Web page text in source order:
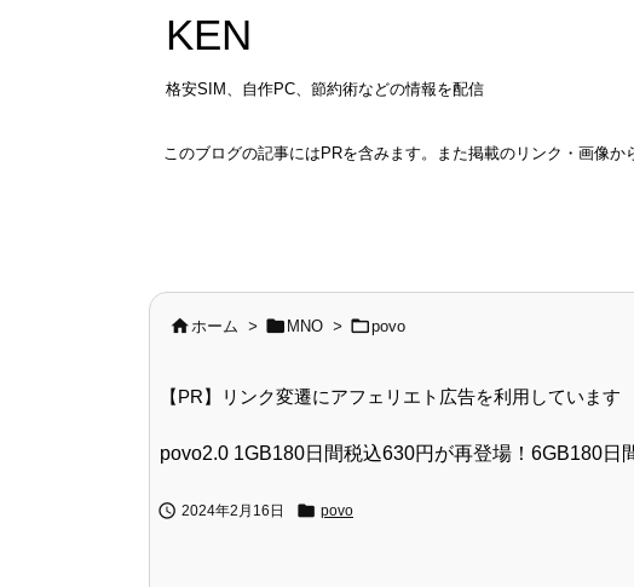
KEN
格安SIM、自作PC、節約術などの情報を配信
このブログの記事にはPRを含みます。また掲載のリンク・画像
 ホーム >  MNO > povo
【PR】リンク変遷にアフェリエト広告を利用しています
povo2.0 1GB180日間税込630円が再登場！6GB180日
 2024年2月16日  povo